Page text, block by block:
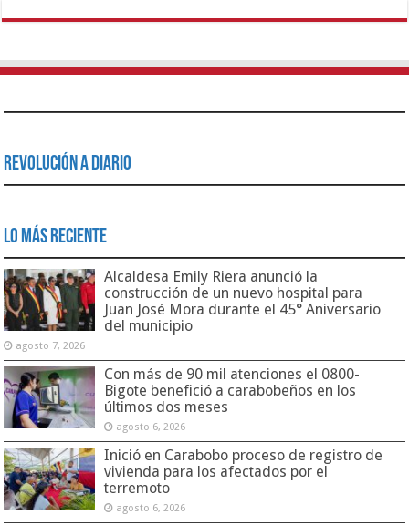
Revolución a Diario
Lo Más Reciente
Alcaldesa Emily Riera anunció la
construcción de un nuevo hospital para
Juan José Mora durante el 45° Aniversario
del municipio
agosto 7, 2026
Con más de 90 mil atenciones el 0800-
Bigote benefició a carabobeños en los
últimos dos meses
agosto 6, 2026
Inició en Carabobo proceso de registro de
vivienda para los afectados por el
terremoto
agosto 6, 2026